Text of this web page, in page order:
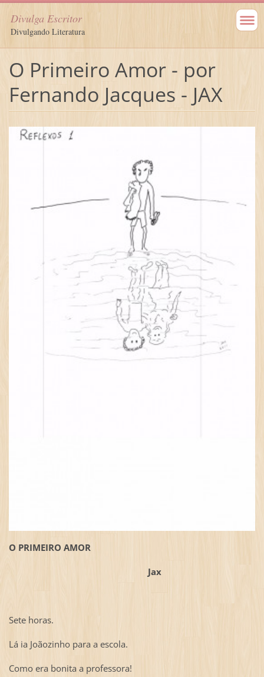
Divulga Escritor
Divulgando Literatura
O Primeiro Amor - por
Fernando Jacques - JAX
O PRIMEIRO AMOR
Jax
Sete horas.
Lá ia Joãozinho para a escola.
Como era bonita a professora!